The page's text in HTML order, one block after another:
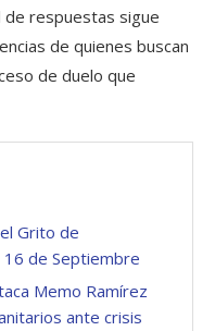
de respuestas sigue
de quienes buscan
de duelo que
Grito de
de Septiembre
Memo Ramírez
ante crisis